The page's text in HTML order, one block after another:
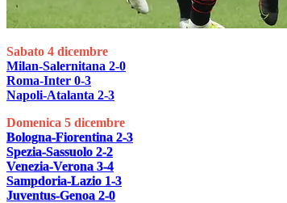
Sabato 4 dicembre
Milan-Salernitana 2-0
Roma-Inter 0-3
Napoli-Atalanta 2-3
Domenica 5 dicembre
Bologna-Fiorentina 2-3
Spezia-Sassuolo 2-2
Venezia-Verona 3-4
Sampdoria-Lazio 1-3
Juventus-Genoa 2-0